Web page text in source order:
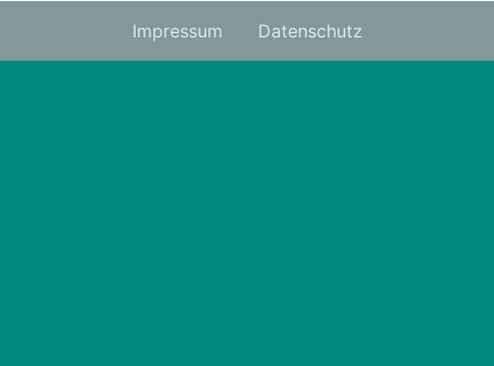
Impressum Datenschutz